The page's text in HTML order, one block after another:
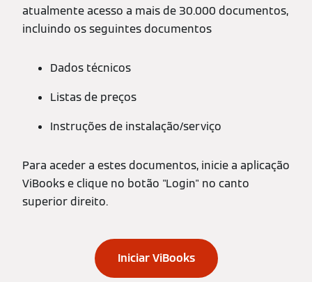
atualmente acesso a mais de 30.000 documentos,
incluindo os seguintes documentos
Dados técnicos
Listas de preços
Instruções de instalação/serviço
Para aceder a estes documentos, inicie a aplicação
ViBooks e clique no botão "Login" no canto
superior direito.
Iniciar ViBooks